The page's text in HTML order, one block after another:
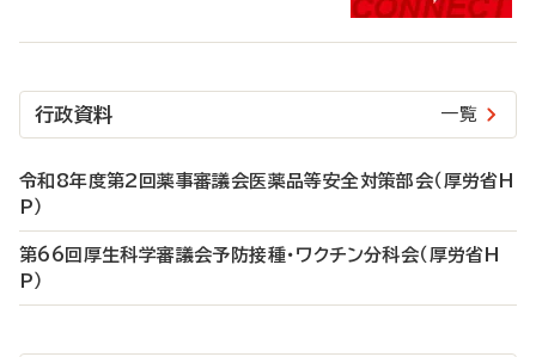
行政資料 一覧
令和8年度第2回薬事審議会医薬品等安全対策部会（厚労省H
P）
第66回厚生科学審議会予防接種・ワクチン分科会（厚労省H
P）